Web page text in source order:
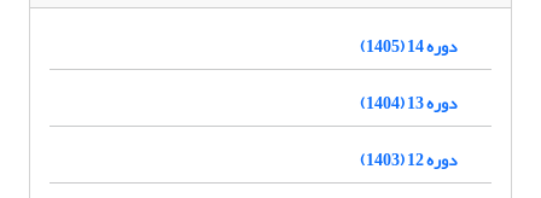
دوره 14 (1405)
دوره 13 (1404)
دوره 12 (1403)